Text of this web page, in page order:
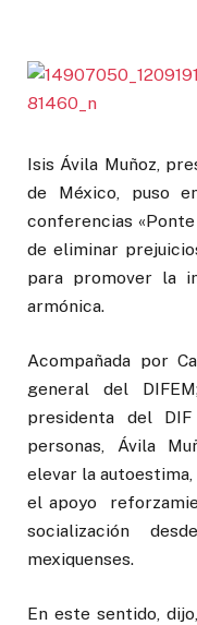
Isis Ávila Muñoz,
de México, puso
conferencias
de eliminar
para promover la
armónica.
Acompañada por
general del
presidenta del
personas, Ávila
elevar la
el apoyo
socialización
mexiquenses.
En este sentido,